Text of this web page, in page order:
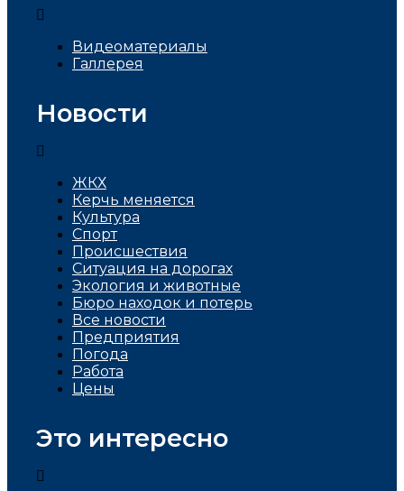
Видеоматериалы
Галлерея
Новости
ЖКХ
Керчь меняется
Культура
Спорт
Проиcшествия
Ситуация на дорогах
Экология и животные
Бюро находок и потерь
Все новости
Предприятия
Погода
Работа
Цены
Это интересно